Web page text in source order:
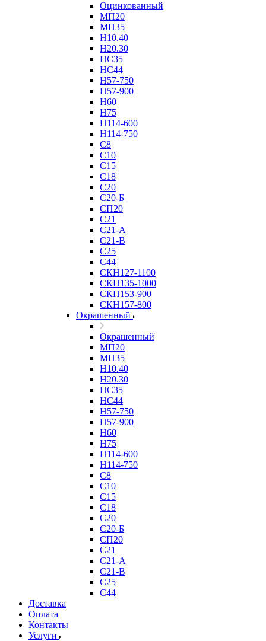
Оцинкованный
МП20
МП35
Н10.40
Н20.30
НС35
НС44
Н57-750
Н57-900
Н60
Н75
Н114-600
Н114-750
С8
С10
С15
С18
С20
С20-Б
СП20
С21
С21-А
С21-В
С25
С44
СКН127-1100
СКН135-1000
СКН153-900
СКН157-800
Окрашенный
Окрашенный
МП20
МП35
Н10.40
Н20.30
НС35
НС44
Н57-750
Н57-900
Н60
Н75
Н114-600
Н114-750
С8
С10
С15
С18
С20
С20-Б
СП20
С21
С21-А
С21-В
С25
С44
Доставка
Оплата
Контакты
Услуги